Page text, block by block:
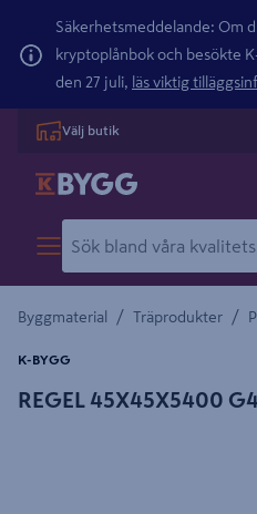
Säkerhetsmeddelande: Om
kryptoplånbok och besökte
den 27 juli, läs viktig
Välj butik
Byggmaterial / Träprodukter /
REGEL 45X45X5400
K-BYGG